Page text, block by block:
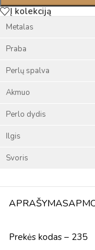
Į kolekciją
Metalas
Praba
Perlų spalva
Akmuo
Perlo dydis
Ilgis
Svoris
APRAŠYMAS
Prekės kodas – 235